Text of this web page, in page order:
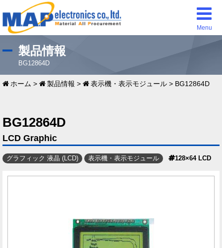
Menu
製品情報
BG12864D
ホーム > 製品情報 > 表示機・表示モジュール > BG12864D
BG12864D
LCD Graphic
グラフィック 液晶 (LCD) 表示機・表示モジュール 128×64 LCD